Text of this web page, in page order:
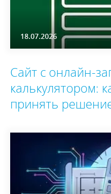
18.07.2026
Сайт с онлайн-
калькулятором:
принять